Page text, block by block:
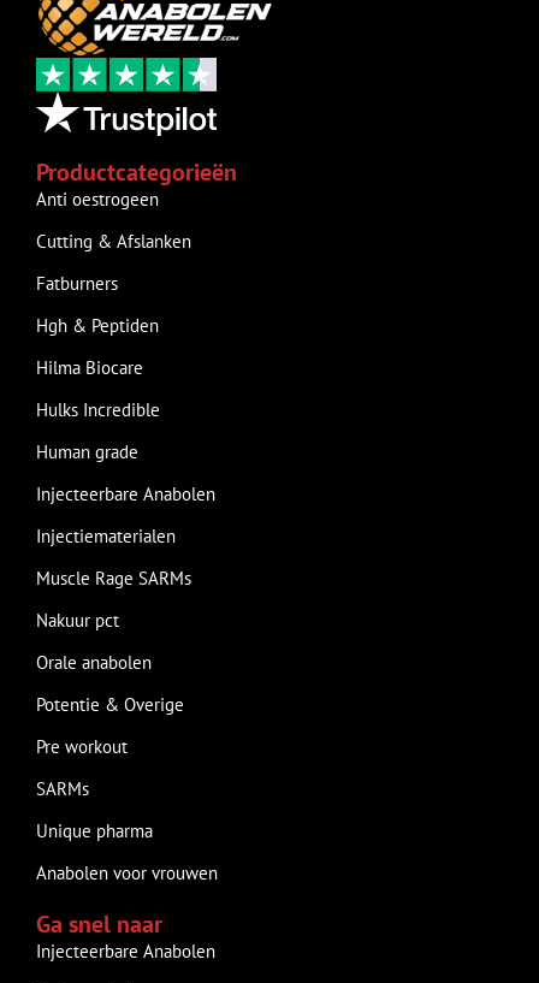
Productcategorieën
Anti oestrogeen
Cutting & Afslanken
Fatburners
Hgh & Peptiden
Hilma Biocare
Hulks Incredible
Human grade
Injecteerbare Anabolen
Injectiematerialen
Muscle Rage SARMs
Nakuur pct
Orale anabolen
Potentie & Overige
Pre workout
SARMs
Unique pharma
Anabolen voor vrouwen
Ga snel naar
Injecteerbare Anabolen